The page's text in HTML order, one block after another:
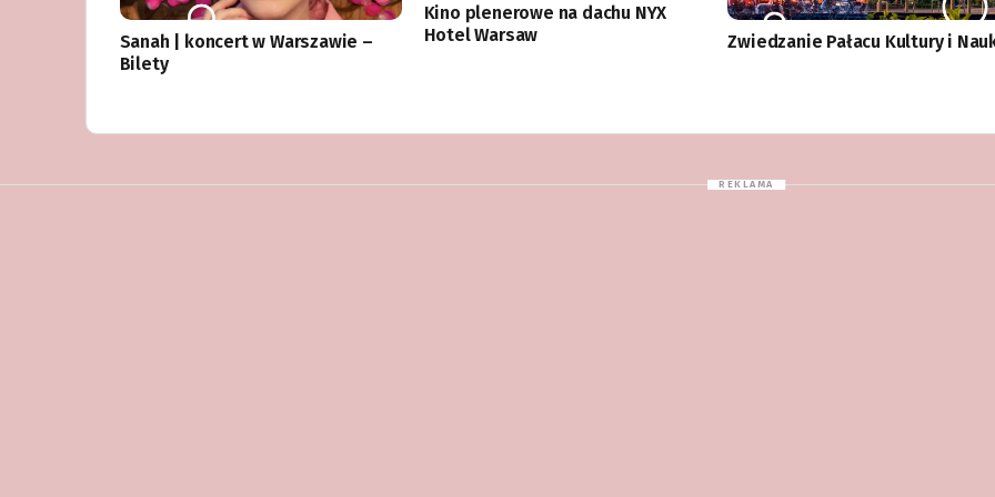
Sanah | koncert w Warszawie –
Bilety
Kino plenerowe na dachu NYX
Hotel Warsaw
Zwiedzanie Pałacu Kultury i